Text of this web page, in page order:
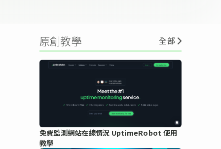
原創教學 全部
免費監測網站在線情況 UptimeRobot 使用
教學